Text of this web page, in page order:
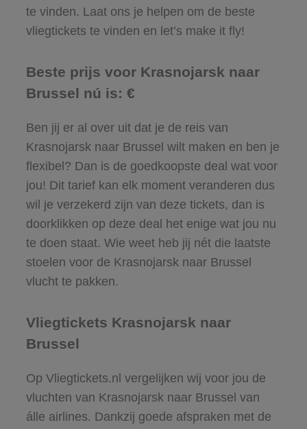
te vinden. Laat ons je helpen om de beste
vliegtickets te vinden en let’s make it fly!
Beste prijs voor Krasnojarsk naar
Brussel nú is: €
Ben jij er al over uit dat je de reis van
Krasnojarsk naar Brussel wilt maken en ben je
flexibel? Dan is de goedkoopste deal wat voor
jou! Dit tarief kan elk moment veranderen dus
wil je verzekerd zijn van deze tickets, dan is
doorklikken op deze deal het enige wat jou nu
te doen staat. Wie weet heb jij nét die laatste
stoelen voor de Krasnojarsk naar Brussel
vlucht te pakken.
Vliegtickets Krasnojarsk naar
Brussel
Op Vliegtickets.nl vergelijken wij voor jou de
vluchten van Krasnojarsk naar Brussel van
álle airlines. Dankzij goede afspraken met de